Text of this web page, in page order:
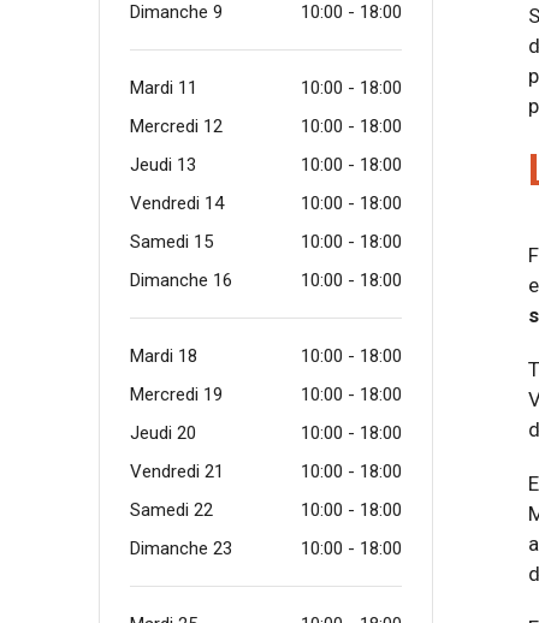
Dimanche 9
10:00 - 18:00
Mardi 11
10:00 - 18:00
Mercredi 12
10:00 - 18:00
Jeudi 13
10:00 - 18:00
Vendredi 14
10:00 - 18:00
Samedi 15
10:00 - 18:00
Dimanche 16
10:00 - 18:00
Mardi 18
10:00 - 18:00
Mercredi 19
10:00 - 18:00
Jeudi 20
10:00 - 18:00
Vendredi 21
10:00 - 18:00
Samedi 22
10:00 - 18:00
Dimanche 23
10:00 - 18:00